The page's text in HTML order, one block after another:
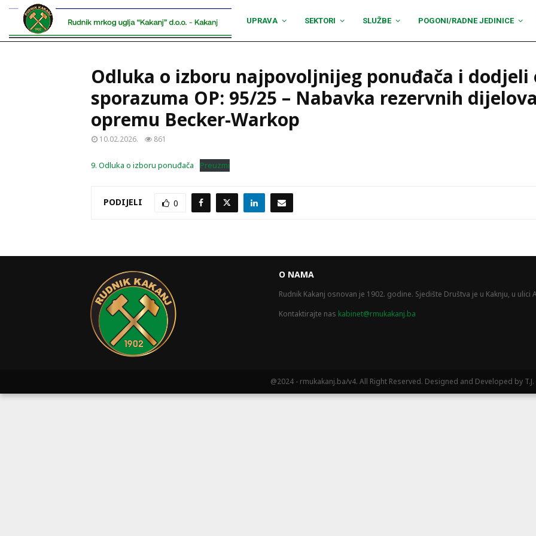
UPRAVA SEKTORI SLUŽBE POGONI/RADNE JEDINICE
Odluka o izboru najpovoljnijeg ponuđača i dodjeli
sporazuma OP: 95/25 – Nabavka rezervnih
opremu Becker-Warkop
10.02.2026. 861
9. Odluka o izboru ponuđača Preuzmi
PODIJELI 0
O NAMA
Rudnik Kakanj osnovan je 1902. godine. Sjedište Društva je u Kaknju, u ulici
Kontaktirajte nas kabinet@rmukakanj.ba
@2024 - rmukakanj.ba/v4. All Right Reserved. Designed and Developed by T.J.